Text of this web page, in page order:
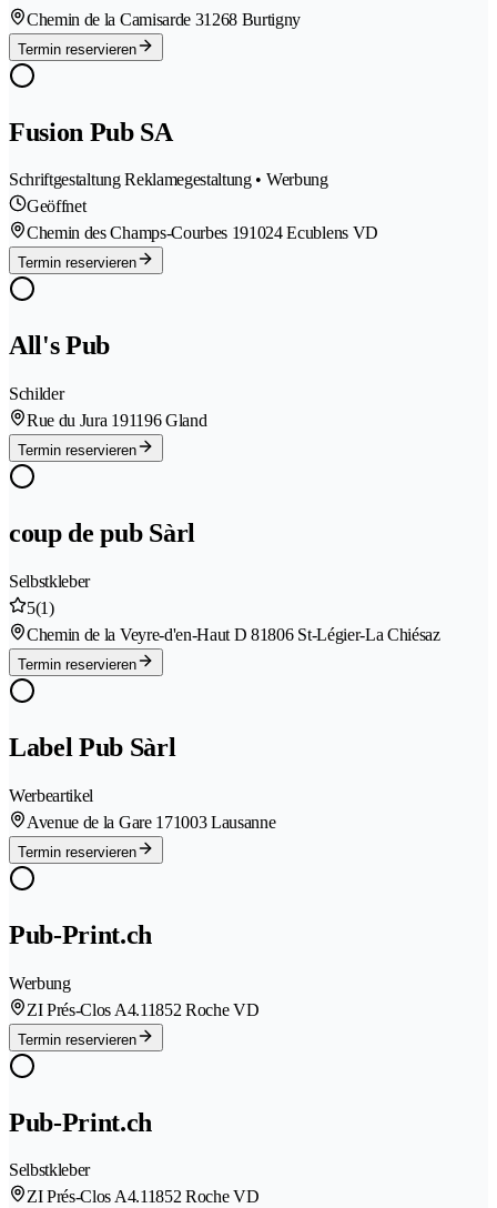
Chemin de la Camisarde 31268 Burtigny
Termin reservieren
Fusion Pub SA
Schriftgestaltung Reklamegestaltung • Werbung
Geöffnet
Chemin des Champs-Courbes 191024 Ecublens VD
Termin reservieren
All's Pub
Schilder
Rue du Jura 191196 Gland
Termin reservieren
coup de pub Sàrl
Selbstkleber
5(1)
Chemin de la Veyre-d'en-Haut D 81806 St-Légier-La Chiésaz
Termin reservieren
Label Pub Sàrl
Werbeartikel
Avenue de la Gare 171003 Lausanne
Termin reservieren
Pub-Print.ch
Werbung
ZI Prés-Clos A4.11852 Roche VD
Termin reservieren
Pub-Print.ch
Selbstkleber
ZI Prés-Clos A4.11852 Roche VD